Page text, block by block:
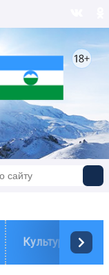
Культура